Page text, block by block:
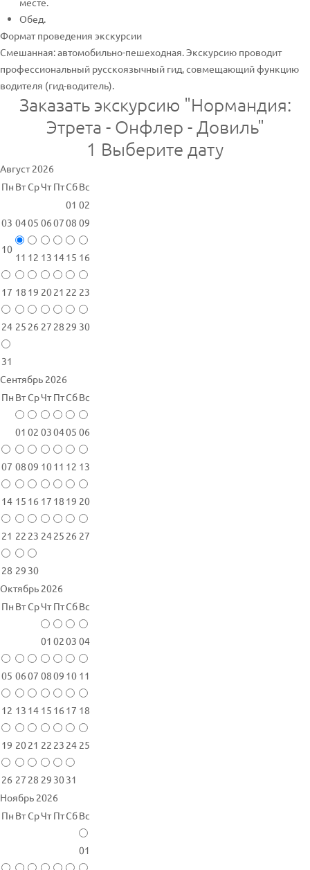
Обед.
Формат проведения экскурсии
Смешанная: автомобильно-пешеходная. Экскурсию проводит
профессиональный русскоязычный гид, совмещающий функцию
водителя (гид-водитель).
Заказать экскурсию "Нормандия:
Этрета - Онфлер - Довиль"
1 Выберите дату
Август 2026
Пн ВтСрЧт ПтСбВс
01 02
03 0405 060708 09
10
11 12 13 1415 16
17 18 19 2021 22 23
24 25 26 27 28 29 30
31
Сентябрь 2026
Пн ВтСрЧт ПтСбВс
01 02 030405 06
07 0809 1011 12 13
14 15 16 17 18 19 20
21 22 23 2425 26 27
28 29 30
Октябрь 2026
Пн ВтСрЧт ПтСбВс
01 0203 04
05 0607 0809 10 11
12 13 14 15 16 17 18
19 2021 22 23 24 25
26 27 28 29 3031
Ноябрь 2026
Пн ВтСрЧт ПтСбВс
01